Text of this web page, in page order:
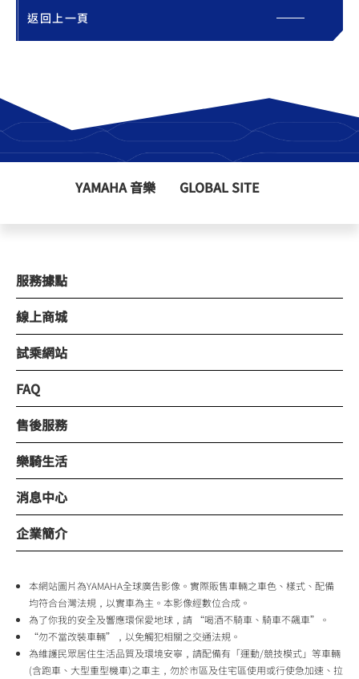
返回上一頁
YAMAHA 音樂 GLOBAL SITE
服務據點
線上商城
試乘網站
FAQ
售後服務
樂騎生活
消息中心
企業簡介
本網站圖片為YAMAHA全球廣告影像。實際販售車輛之車色、樣式、配備
均符合台灣法規，以實車為主。本影像經數位合成。
為了你我的安全及響應環保愛地球，請 “喝酒不騎車、騎車不飆車”。
“勿不當改裝車輛”，以免觸犯相關之交通法規。
為維護民眾居住生活品質及環境安寧，請配備有「運動/競技模式」等車輛
(含跑車、大型重型機車)之車主，勿於市區及住宅區使用或行使急加速、拉